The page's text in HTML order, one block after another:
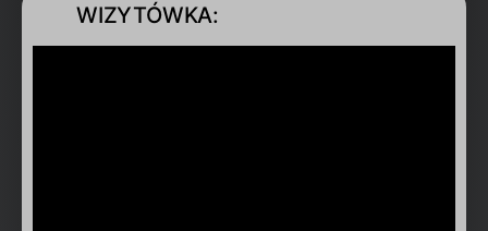
WIZYTÓWKA: